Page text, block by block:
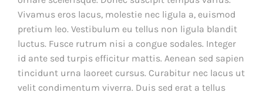
Vivamus eros lacus, molestie nec ligula a, euismod
pretium leo. Vestibulum eu tellus non ligula blandit
luctus. Fusce rutrum nisi a congue sodales. Integer
id ante sed turpis efficitur mattis. Aenean sed sapien
tincidunt urna laoreet cursus. Curabitur nec lacus ut
velit condimentum viverra. Duis sed erat a tellus